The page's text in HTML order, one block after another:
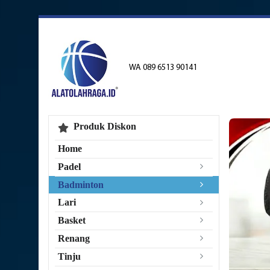
WA 089 6513 90141
Produk Diskon
Home
Padel
Badminton
Lari
Basket
Renang
Tinju